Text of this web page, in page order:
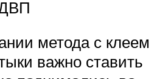
метода с клеем
важно ставить